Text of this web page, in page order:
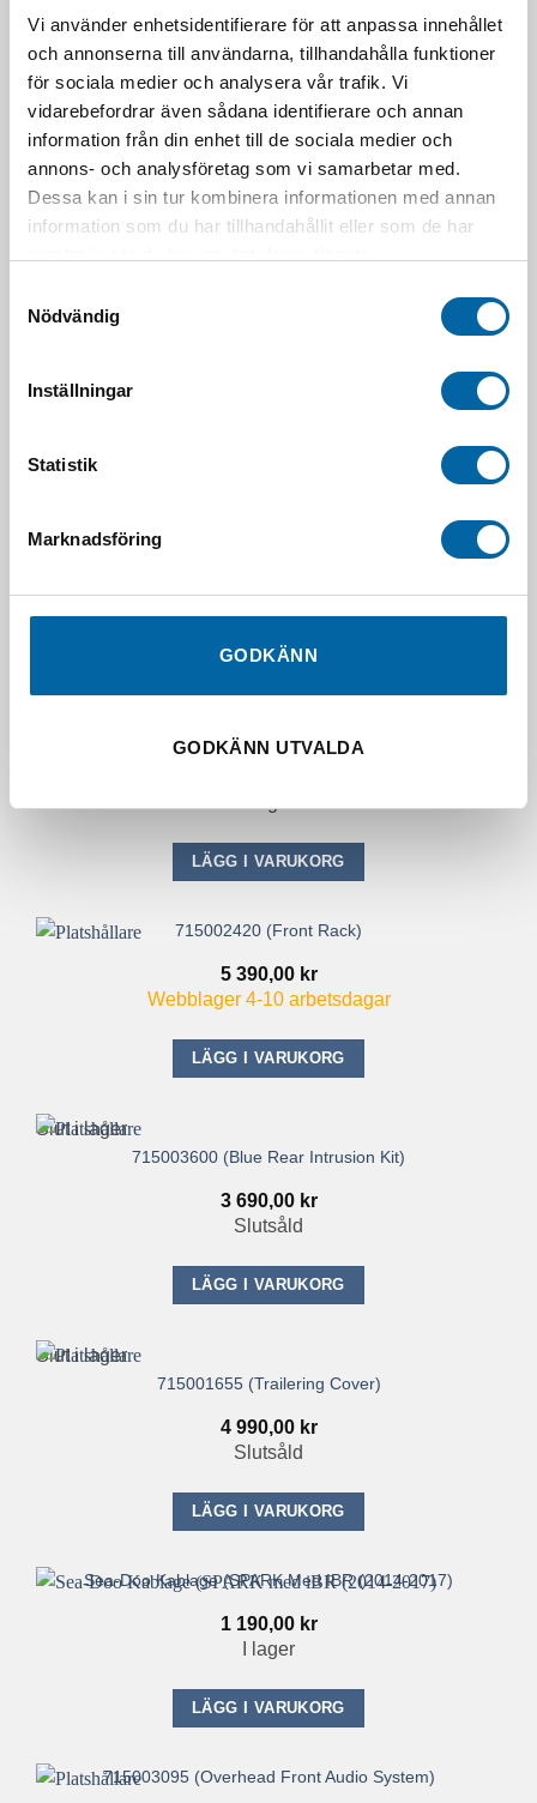
Vi använder enhetsidentifierare för att anpassa innehållet
och annonserna till användarna, tillhandahålla funktioner
för sociala medier och analysera vår trafik. Vi
vidarebefordrar även sådana identifierare och annan
information från din enhet till de sociala medier och
annons- och analysföretag som vi samarbetar med.
Dessa kan i sin tur kombinera informationen med annan
information som du har tillhandahållit eller som de har
Nödvändig
Inställningar
Statistik
Marknadsföring
GODKÄNN
GODKÄNN UTVALDA
LÄGG I VARUKORG
715001699 (Sup. Treuil *Winch Sup.)
Webblager 4-10 arbetsdagar
715003599 (Manta Green Rear Intrusion Kit)
715003612 (Manta Green Rear Bumper Dune Kit)
LÄGG I VARUKORG
709400407 (Rh Mirror)
LÄGG I VARUKORG
715002420 (Front Rack)
5 390,00 kr
Webblager 4-10 arbetsdagar
LÄGG I VARUKORG
Slut i lager
715003600 (Blue Rear Intrusion Kit)
3 690,00 kr
Slutsåld
LÄGG I VARUKORG
Slut i lager
715001655 (Trailering Cover)
4 990,00 kr
Slutsåld
LÄGG I VARUKORG
Sea-Doo Kablage (SPARK Med IBR (2014-2017)
1 190,00 kr
I lager
LÄGG I VARUKORG
715003095 (Overhead Front Audio System)